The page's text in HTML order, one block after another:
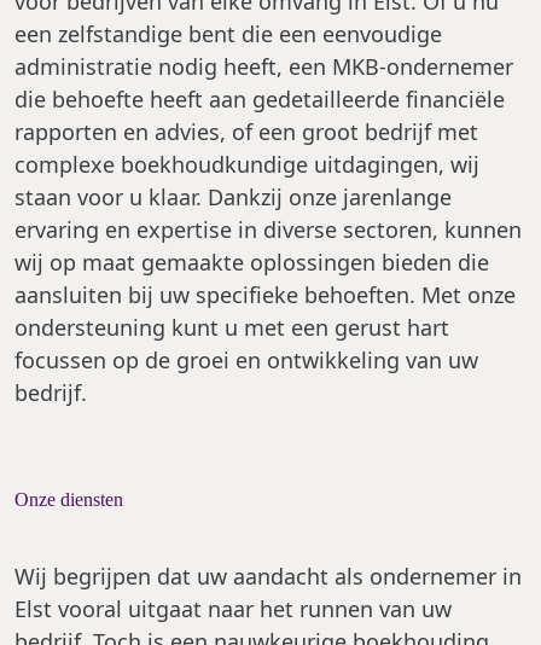
een zelfstandige bent die een eenvoudige
administratie nodig heeft, een MKB-ondernemer
die behoefte heeft aan gedetailleerde financiële
rapporten en advies, of een groot bedrijf met
complexe boekhoudkundige uitdagingen, wij
staan voor u klaar. Dankzij onze jarenlange
ervaring en expertise in diverse sectoren, kunnen
wij op maat gemaakte oplossingen bieden die
aansluiten bij uw specifieke behoeften. Met onze
ondersteuning kunt u met een gerust hart
focussen op de groei en ontwikkeling van uw
bedrijf.
Onze diensten
Wij begrijpen dat uw aandacht als ondernemer in
Elst vooral uitgaat naar het runnen van uw